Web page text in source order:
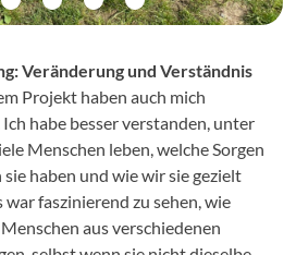
Veränderung und Verständnis
Projekt haben auch mich
habe besser verstanden, unter
Menschen leben, welche Sorgen
haben und wie wir sie gezielt
faszinierend zu sehen, wie
aus verschiedenen